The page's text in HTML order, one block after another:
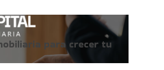
para crecer tu